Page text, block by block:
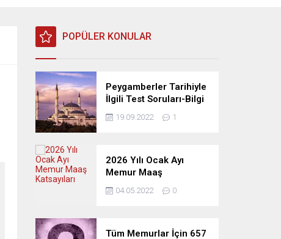
POPÜLER KONULAR
Peygamberler Tarihiyle
İlgili Test Soruları-Bilgi
Yarışması
19.09.2022 1
2026 Yılı Ocak Ayı
Memur Maaş
Katsayıları
04.05.2022 0
Tüm Memurlar İçin 657